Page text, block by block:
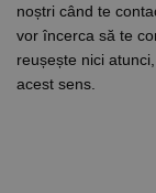
noștri când te
vor încerca să te
reușește nici
acest sens.